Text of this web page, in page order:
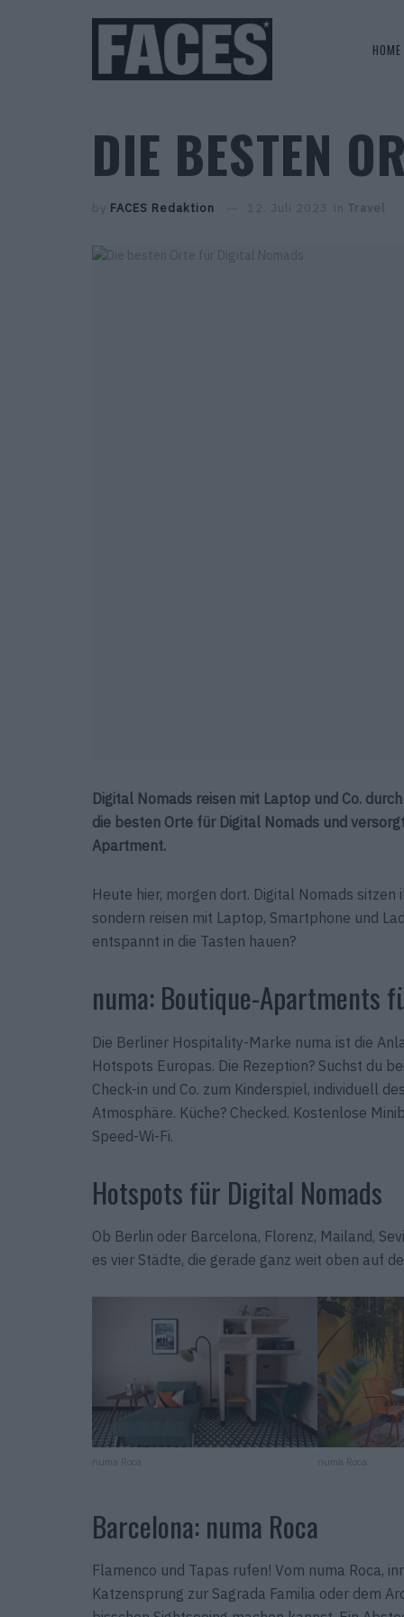
HOME
DIE BESTEN
by FACES Redaktion 12. Juli 2023 in Travel
Digital Nomads reisen mit Laptop und Co.
die besten Orte für Digital Nomads und
Apartment.
Heute hier, morgen dort. Digital Nomads
sondern reisen mit Laptop, Smartphone und
entspannt in die Tasten hauen?
numa: Boutique-Apartments
Die Berliner Hospitality-Marke numa ist die
Hotspots Europas. Die Rezeption? Suchst du
Check-in und Co. zum Kinderspiel, individuell
Atmosphäre. Küche? Checked. Kostenlose
Speed-Wi-Fi.
Hotspots für Digital Nomads
Ob Berlin oder Barcelona, Florenz, Mailand,
es vier Städte, die gerade ganz weit oben auf
numa Roca numa Roca
Barcelona: numa Roca
Flamenco und Tapas rufen! Vom numa Roca,
Katzensprung zur Sagrada Familia oder dem